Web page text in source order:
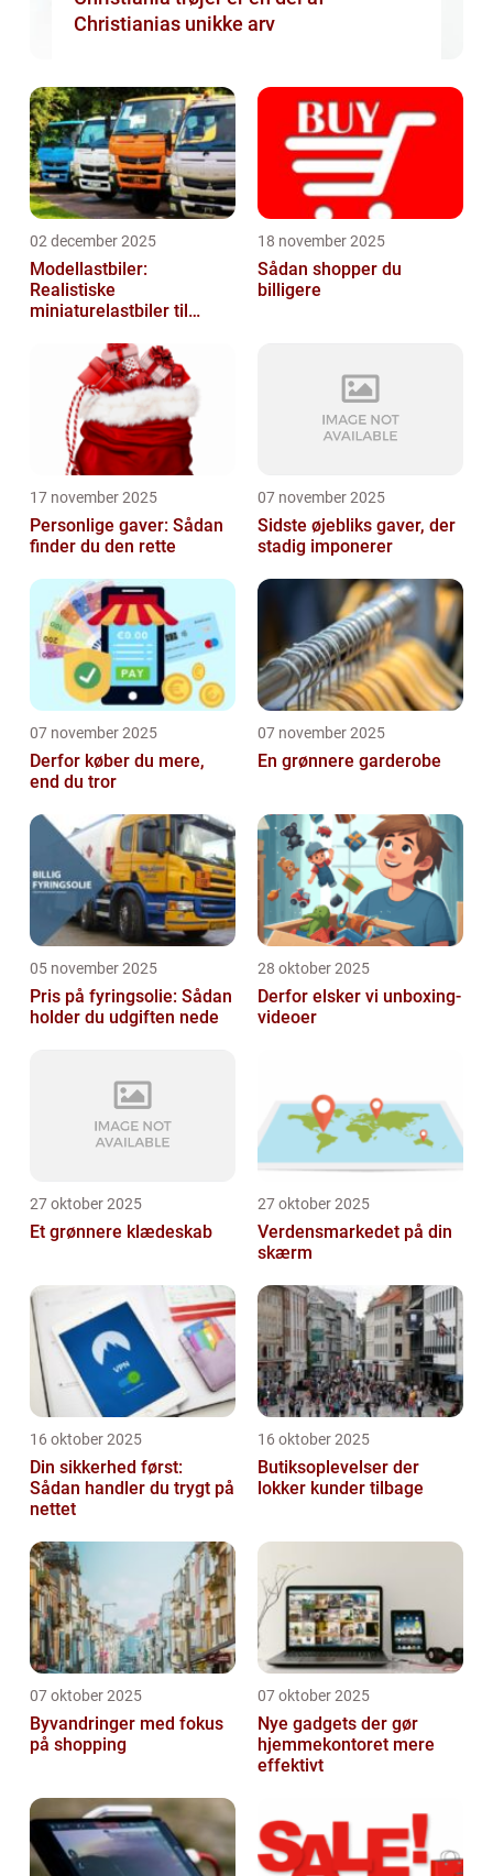
Christianias unikke arv
02 december 2025
Modellastbiler:
Realistiske
miniaturelastbiler til
18 november 2025
Sådan shopper du
billigere
17 november 2025
Personlige gaver: Sådan
finder du den rette
07 november 2025
Sidste øjebliks gaver, der
stadig imponerer
07 november 2025
Derfor køber du mere,
end du tror
07 november 2025
En grønnere garderobe
05 november 2025
Pris på fyringsolie: Sådan
holder du udgiften nede
28 oktober 2025
Derfor elsker vi unboxing-
videoer
27 oktober 2025
Et grønnere klædeskab
27 oktober 2025
Verdensmarkedet på din
skærm
16 oktober 2025
Din sikkerhed først:
Sådan handler du trygt på
nettet
16 oktober 2025
Butiksoplevelser der
lokker kunder tilbage
07 oktober 2025
Byvandringer med fokus
på shopping
07 oktober 2025
Nye gadgets der gør
hjemmekontoret mere
effektivt